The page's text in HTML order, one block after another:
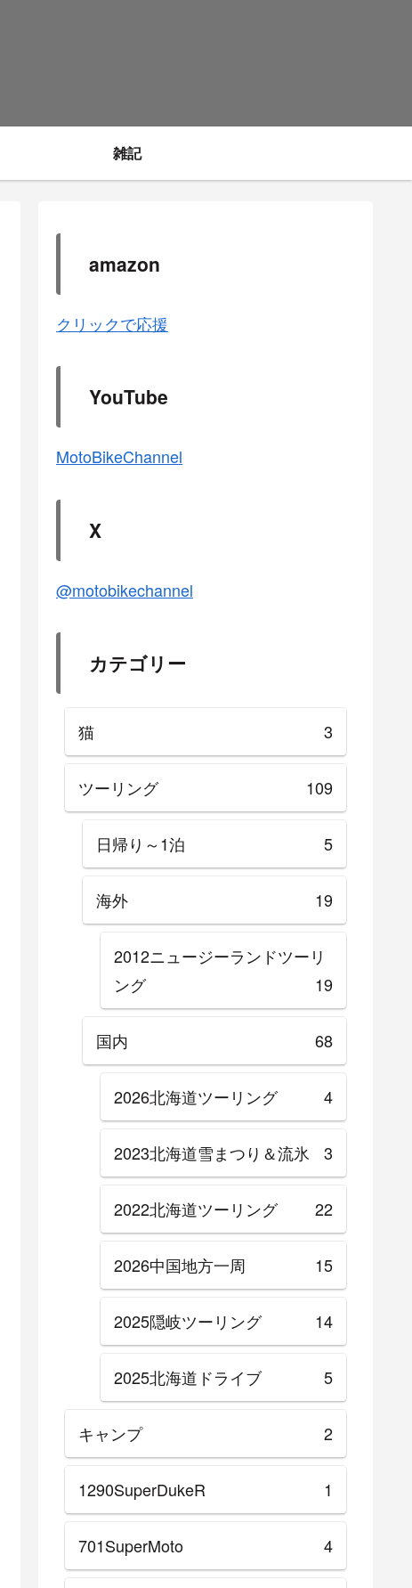
雑記
amazon
クリックで応援
YouTube
MotoBikeChannel
X
@motobikechannel
カテゴリー
猫 3
ツーリング 109
日帰り～1泊 5
海外 19
2012ニュージーランドツーリ
ング
19
国内 68
2026北海道ツーリング 4
2023北海道雪まつり＆流氷 3
2022北海道ツーリング 22
2026中国地方一周 15
2025隠岐ツーリング 14
2025北海道ドライブ 5
キャンプ 2
1290SuperDukeR 1
701SuperMoto 4